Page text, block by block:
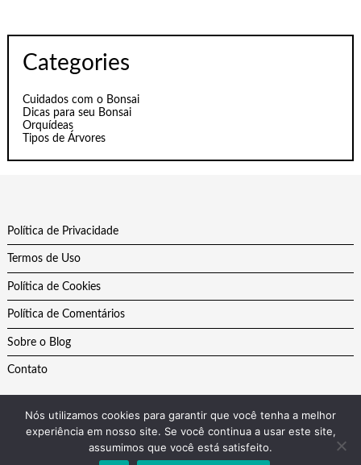
Categories
Cuidados com o Bonsai
Dicas para seu Bonsai
Orquídeas
Tipos de Árvores
Política de Privacidade
Termos de Uso
Política de Cookies
Política de Comentários
Sobre o Blog
Contato
Nós utilizamos cookies para garantir que você tenha a melhor
experiência em nosso site. Se você continua a usar este site,
assumimos que você está satisfeito.